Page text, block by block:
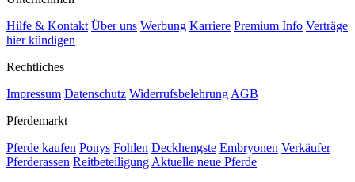
Hilfe & Kontakt Über uns Werbung Karriere Premium Info Verträge
hier kündigen
Rechtliches
Impressum Datenschutz Widerrufsbelehrung AGB
Pferdemarkt
Pferde kaufen Ponys Fohlen Deckhengste Embryonen Verkäufer
Pferderassen Reitbeteiligung Aktuelle neue Pferde